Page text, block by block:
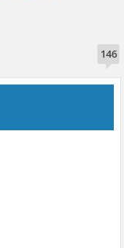
146